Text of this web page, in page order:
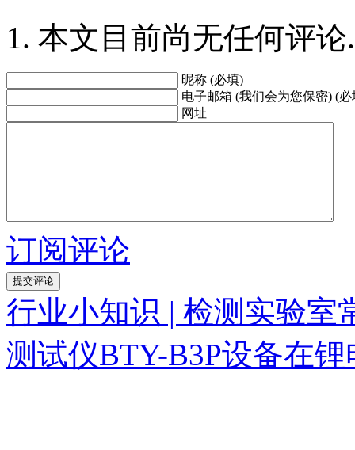
本文目前尚无任何评论.
昵称 (必填)
电子邮箱 (我们会为您保密) (必
网址
订阅评论
行业小知识 | 检测实验室
测试仪BTY-B3P设备在